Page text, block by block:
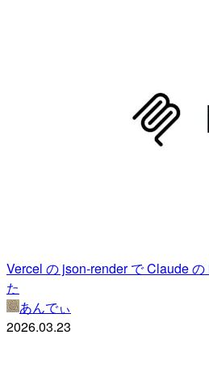
Vercel の json-render で Claude
た
あんでぃ
2026.03.23